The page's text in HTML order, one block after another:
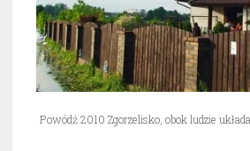
Powódź 2010 Zgorzelisko, obok ludzie